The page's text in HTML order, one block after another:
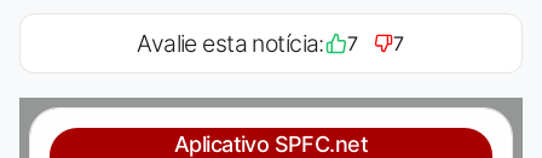
Avalie esta notícia: 7 7
Aplicativo SPFC.net